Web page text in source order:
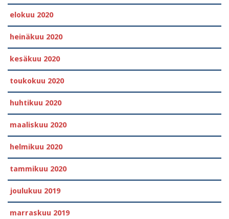
elokuu 2020
heinäkuu 2020
kesäkuu 2020
toukokuu 2020
huhtikuu 2020
maaliskuu 2020
helmikuu 2020
tammikuu 2020
joulukuu 2019
marraskuu 2019